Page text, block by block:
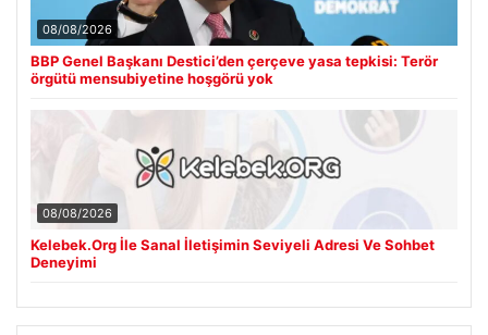
08/08/2026
BBP Genel Başkanı Destici’den çerçeve yasa tepkisi: Terör
örgütü mensubiyetine hoşgörü yok
08/08/2026
Kelebek.Org İle Sanal İletişimin Seviyeli Adresi Ve Sohbet
Deneyimi